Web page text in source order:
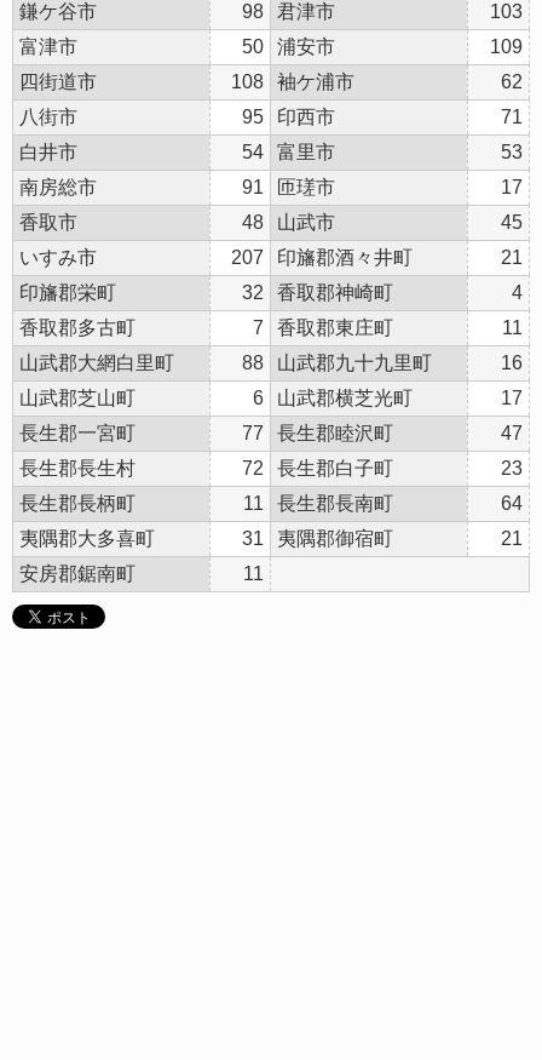
鎌ケ谷市 98 君津市
103
富津市
50 浦安市
109
四街道市
108 袖ケ浦市
62
八街市
95 印西市
71
白井市
54 富里市
53
南房総市
91 匝瑳市
17
香取市
48 山武市
45
いすみ市
207 印旛郡酒々井町
21
印旛郡栄町
32 香取郡神崎町
4
香取郡多古町
7 香取郡東庄町
11
山武郡大網白里町
88 山武郡九十九里町
16
山武郡芝山町
6 山武郡横芝光町
17
長生郡一宮町
77 長生郡睦沢町
47
長生郡長生村
72 長生郡白子町
23
長生郡長柄町
11 長生郡長南町
64
夷隅郡大多喜町
31 夷隅郡御宿町
21
安房郡鋸南町
11